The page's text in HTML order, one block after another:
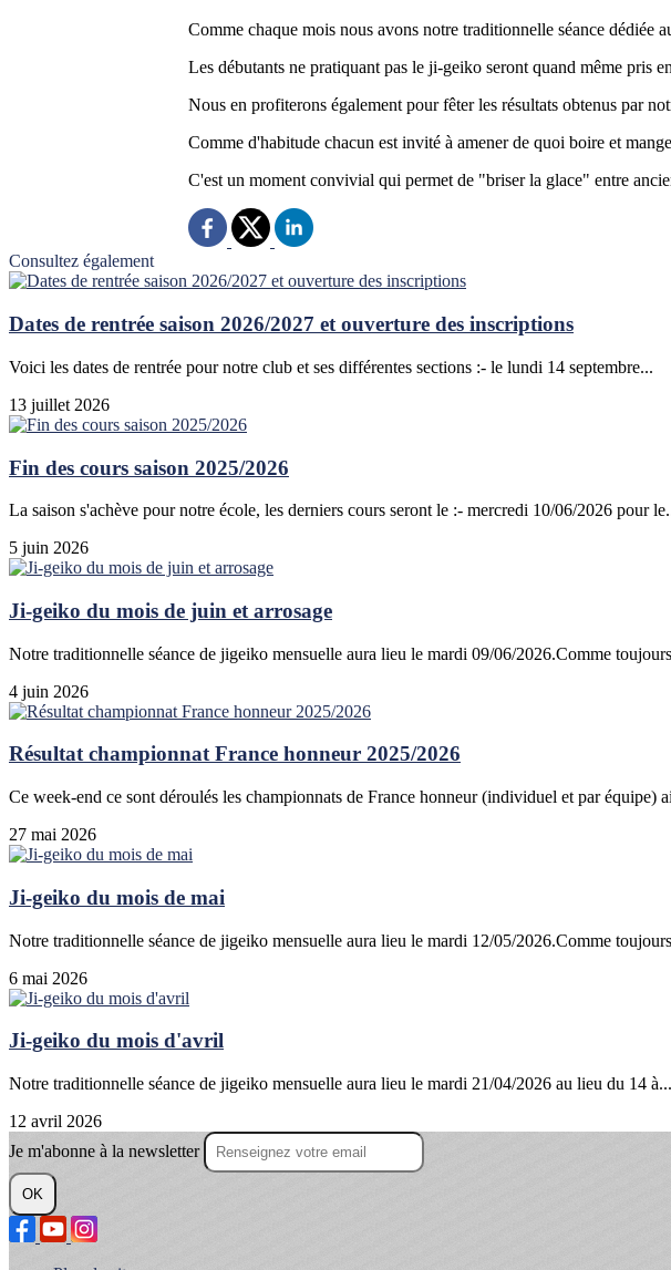
Comme chaque mois nous avons notre traditionnelle séance dédiée
Les débutants ne pratiquant pas le ji-geiko seront quand même pris
Nous en profiterons également pour fêter les résultats obtenus par
Comme d'habitude chacun est invité à amener de quoi boire et
C'est un moment convivial qui permet de "briser la glace" entre
Consultez également
Dates de rentrée saison 2026/2027 et ouverture des inscriptions
Voici les dates de rentrée pour notre club et ses différentes sections :- le lundi 14 septembre...
13 juillet 2026
Fin des cours saison 2025/2026
La saison s'achève pour notre école, les derniers cours seront le :- mercredi 10/06/2026 pour
5 juin 2026
Ji-geiko du mois de juin et arrosage
Notre traditionnelle séance de jigeiko mensuelle aura lieu le mardi 09/06/2026.Comme
4 juin 2026
Résultat championnat France honneur 2025/2026
Ce week-end ce sont déroulés les championnats de France honneur (individuel et par équipe)
27 mai 2026
Ji-geiko du mois de mai
Notre traditionnelle séance de jigeiko mensuelle aura lieu le mardi 12/05/2026.Comme
6 mai 2026
Ji-geiko du mois d'avril
Notre traditionnelle séance de jigeiko mensuelle aura lieu le mardi 21/04/2026 au lieu du 14 à...
12 avril 2026
Je m'abonne à la newsletter
OK